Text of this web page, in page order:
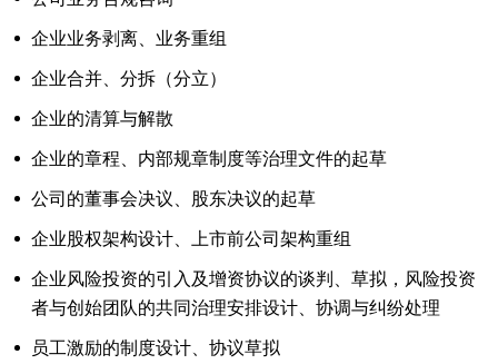
企业业务剥离、业务重组
企业合并、分拆（分立）
企业的清算与解散
企业的章程、内部规章制度等治理文件的起草
公司的董事会决议、股东决议的起草
企业股权架构设计、上市前公司架构重组
企业风险投资的引入及增资协议的谈判、草拟，风险投资
者与创始团队的共同治理安排设计、协调与纠纷处理
员工激励的制度设计、协议草拟